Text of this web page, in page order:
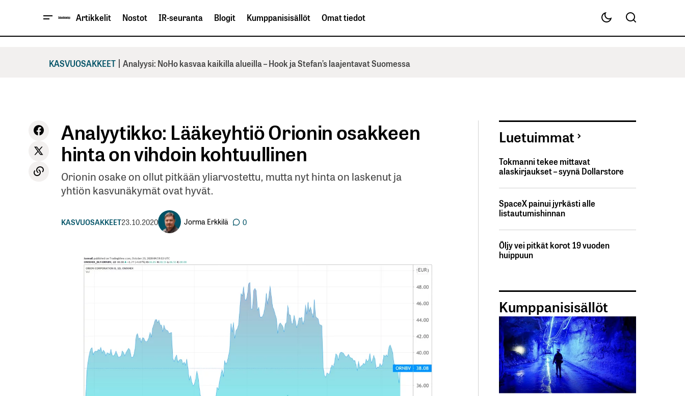
Artikkelit Nostot IR-seuranta Blogit Kumppanisisällöt Omat tiedot
KASVUOSAKKEET | Analyysi: NoHo kasvaa kaikilla alueilla – Hook ja Stefan’s laajentavat Suomessa
Analyytikko: Lääkeyhtiö Orionin osakkeen
hinta on vihdoin kohtuullinen
Orionin osake on ollut pitkään yliarvostettu, mutta nyt hinta on laskenut ja
yhtiön kasvunäkymät ovat hyvät.
KASVUOSAKKEET23.10.2020 Jorma Erkkilä 0
Luetuimmat
Tokmanni tekee mittavat
alaskirjaukset – syynä Dollarstore
SpaceX painui jyrkästi alle
listautumishinnan
Öljy vei pitkät korot 19 vuoden
huippuun
Kumppanisisällöt